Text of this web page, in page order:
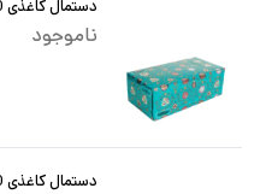
دستمال کاغذی 150 برگ سافتلن مدل فرش
ناموجود
دستمال کاغذی 150 برگ سافتلن مدل باغ بهشت